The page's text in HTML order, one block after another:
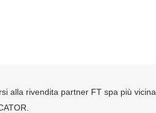
alla rivendita partner FT spa più vicina.